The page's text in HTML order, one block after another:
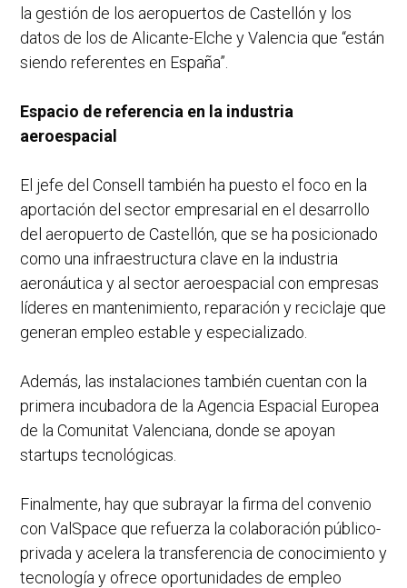
la gestión de los aeropuertos de Castellón y los
datos de los de Alicante-Elche y Valencia que “están
siendo referentes en España”.
Espacio de referencia en la industria
aeroespacial
El jefe del Consell también ha puesto el foco en la
aportación del sector empresarial en el desarrollo
del aeropuerto de Castellón, que se ha posicionado
como una infraestructura clave en la industria
aeronáutica y al sector aeroespacial con empresas
líderes en mantenimiento, reparación y reciclaje que
generan empleo estable y especializado.
Además, las instalaciones también cuentan con la
primera incubadora de la Agencia Espacial Europea
de la Comunitat Valenciana, donde se apoyan
startups tecnológicas.
Finalmente, hay que subrayar la firma del convenio
con ValSpace que refuerza la colaboración público-
privada y acelera la transferencia de conocimiento y
tecnología y ofrece oportunidades de empleo